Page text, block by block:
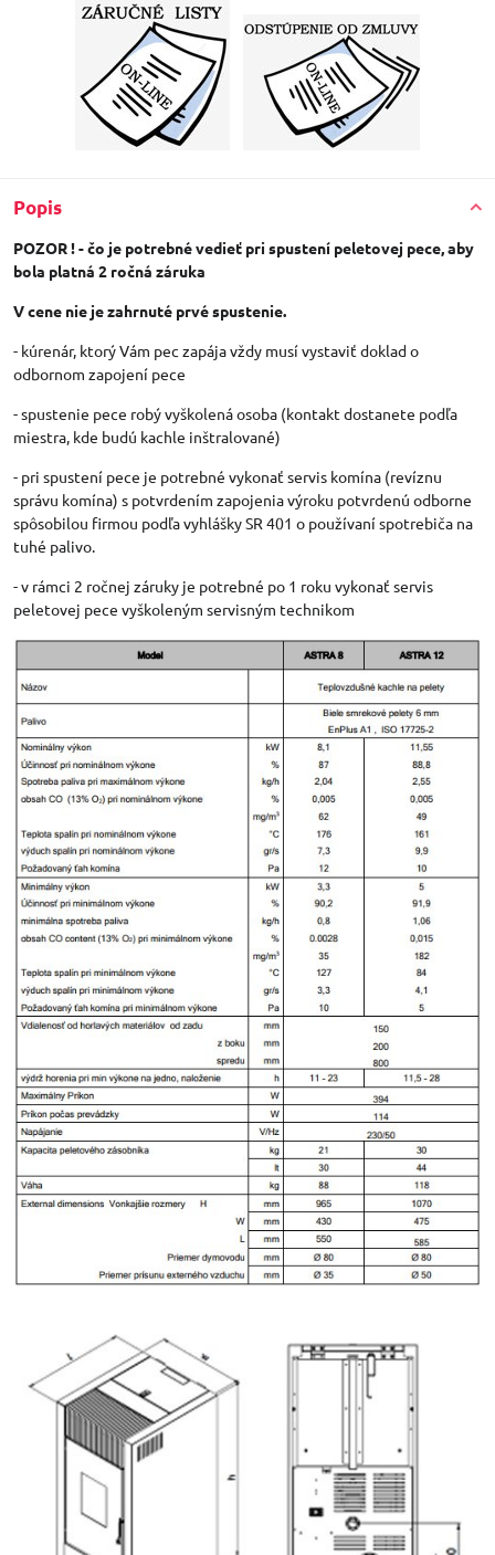
Popis
POZOR ! - čo je potrebné vedieť pri spustení peletovej pece, aby
bola platná 2 ročná záruka
V cene nie je zahrnuté prvé spustenie.
- kúrenár, ktorý Vám pec zapája vždy musí vystaviť doklad o
odbornom zapojení pece
- spustenie pece robý vyškolená osoba (kontakt dostanete podľa
miestra, kde budú kachle inštralované)
- pri spustení pece je potrebné vykonať servis komína (revíznu
správu komína) s potvrdením zapojenia výroku potvrdenú odborne
spôsobilou firmou podľa vyhlášky SR 401 o používaní spotrebiča na
tuhé palivo.
- v rámci 2 ročnej záruky je potrebné po 1 roku vykonať servis
peletovej pece vyškoleným servisným technikom